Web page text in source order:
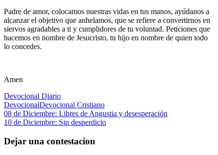
Padre de amor, colocamos nuestras vidas en tus manos, ayúdanos a
alcanzar el objetivo que anhelamos, que se refiere a convertirnos en
siervos agradables a ti y cumplidores de tu voluntad. Peticiones que
hacemos en nombre de Jesucristo, tu hijo en nombre de quien todo
lo concedes.
Amen
Devocional Diario
DevocionalDevocional Cristiano
Navegación
de
entradas
Entrada
anterior:
08 de Diciembre: Libres de Angustia y desesperación
Siguiente
10 de Diciembre: Sin desperdicio
Dejar una contestacion